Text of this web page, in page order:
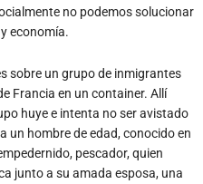
no podemos solucionar
economía.
sobre un grupo de inmigrantes
Francia en un container. Allí
huye e intenta no ser avistado
un hombre de edad, conocido en
pescador, quien
junto a su amada esposa, una